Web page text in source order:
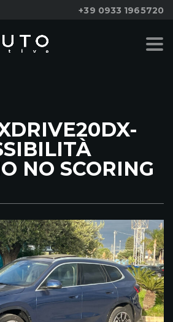
+39 0933 1965720
NO SCORING